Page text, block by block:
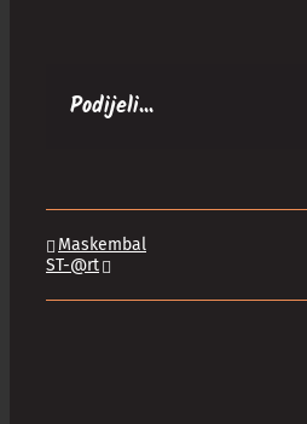
Podijeli...
Maskembal
ST-@rt